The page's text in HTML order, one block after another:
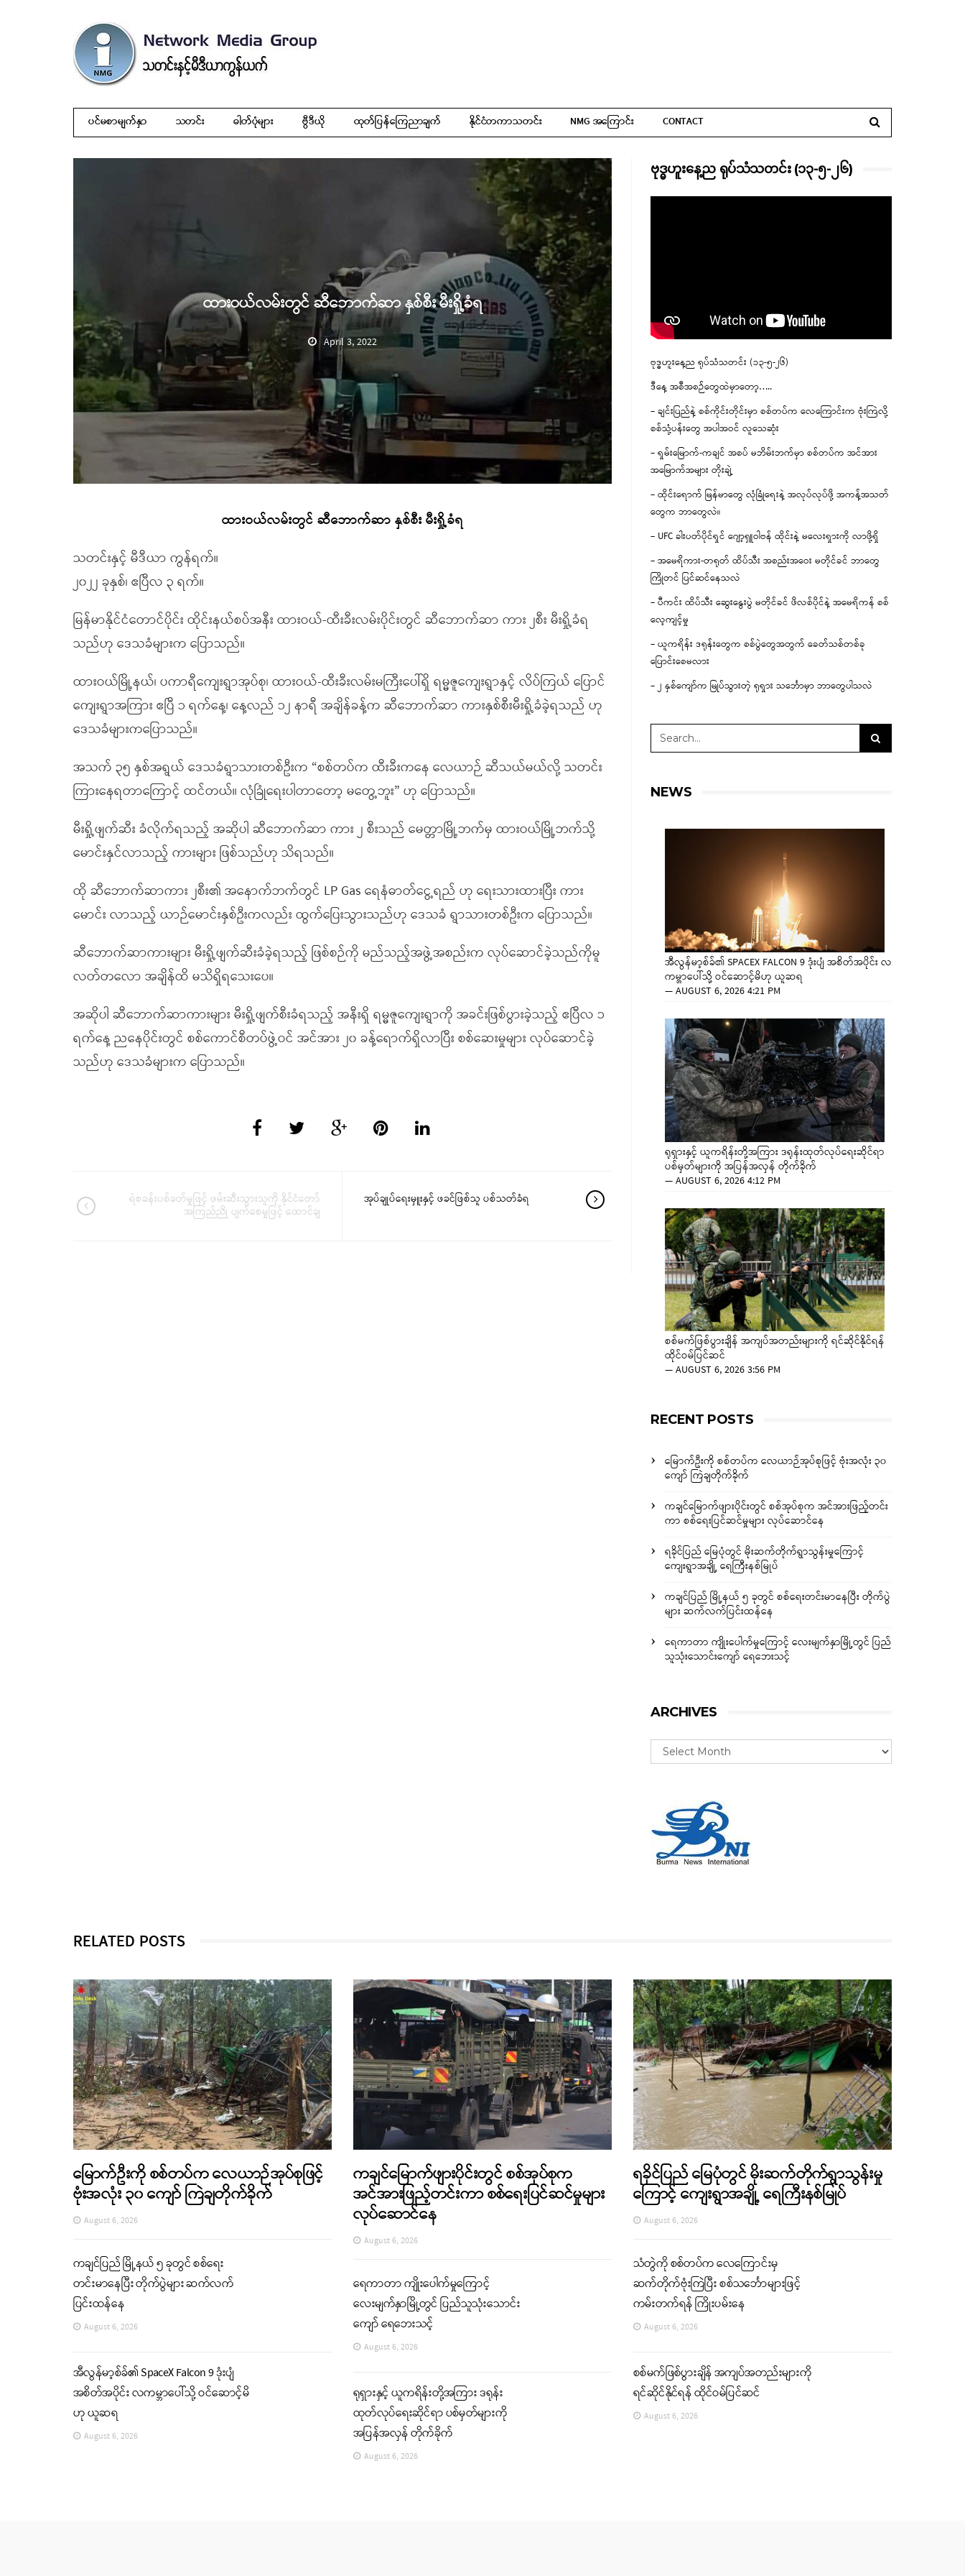
ပင်မစာမျက်နှာ သတင်း ဓါတ်ပုံများ ဗွီဒီယို ထုတ်ပြန်ကြေညာချက် နိုင်ငံတကာသတင်း NMG အကြောင်း CONTACT
ထားဝယ်လမ်းတွင် ဆီဘောက်ဆာ နှစ်စီး မီးရှို့ခံရ
April 3, 2022
ထားဝယ်လမ်းတွင် ဆီဘောက်ဆာ နှစ်စီး မီးရှို့ခံရ
သတင်းနှင့် မီဒီယာ ကွန်ရက်။
၂၀၂၂ ခုနှစ်၊ ဧပြီလ ၃ ရက်။
မြန်မာနိုင်ငံတောင်ပိုင်း ထိုင်းနယ်စပ်အနီး ထားဝယ်-ထီးခီးလမ်းပိုင်းတွင် ဆီဘောက်ဆာ ကား ၂စီး မီးရှို့ခံရ
သည်ဟု ဒေသခံများက ပြောသည်။
ထားဝယ်မြို့နယ်၊ ပကာရီကျေးရွာအုပ်စု၊ ထားဝယ်-ထီးခီးလမ်းမကြီးပေါ်ရှိ ရမ္မဇူကျေးရွာနှင့် လိပ်ကြယ် ပြောင်
ကျေးရွာအကြား ဧပြီ ၁ ရက်နေ့၊ နေ့လည် ၁၂ နာရီ အချိန်ခန့်က ဆီဘောက်ဆာ ကားနှစ်စီးမီးရှို့ခံခဲ့ရသည် ဟု
ဒေသခံများကပြောသည်။
အသက် ၃၅ နှစ်အရွယ် ဒေသခံရွာသားတစ်ဦးက “စစ်တပ်က ထီးခီးကနေ လေယာဉ် ဆီသယ်မယ်လို့ သတင်း
ကြားနေရတာကြောင့် ထင်တယ်။ လုံခြုံရေးပါတာတော့ မတွေ့ဘူး” ဟု ပြောသည်။
မီးရှို့ဖျက်ဆီး ခံလိုက်ရသည့် အဆိုပါ ဆီဘောက်ဆာ ကား ၂ စီးသည် မေတ္တာမြို့ဘက်မှ ထားဝယ်မြို့ဘက်သို့
မောင်းနှင်လာသည့် ကားများ ဖြစ်သည်ဟု သိရသည်။
ထို ဆီဘောက်ဆာကား ၂စီး၏ အနောက်ဘက်တွင် LP Gas ရေနံဓာတ်ငွေ့ရည် ဟု ရေးသားထားပြီး ကား
မောင်း လာသည့် ယာဉ်မောင်းနှစ်ဦးကလည်း ထွက်ပြေးသွားသည်ဟု ဒေသခံ ရွာသားတစ်ဦးက ပြောသည်။
ဆီဘောက်ဆာကားများ မီးရှို့ဖျက်ဆီးခံခဲ့ရသည့် ဖြစ်စဉ်ကို မည်သည့်အဖွဲ့အစည်းက လုပ်ဆောင်ခဲ့သည်ကိုမူ
လတ်တလော အချိန်ထိ မသိရှိရသေးပေ။
အဆိုပါ ဆီဘောက်ဆာကားများ မီးရှို့ဖျက်စီးခံရသည့် အနီးရှိ ရမ္မဇူကျေးရွာကို အခင်းဖြစ်ပွားခဲ့သည့် ဧပြီလ ၁
ရက်နေ့ ညနေပိုင်းတွင် စစ်ကောင်စီတပ်ဖွဲ့ဝင် အင်အား ၂၀ ခန့်ရောက်ရှိလာပြီး စစ်ဆေးမှုများ လုပ်ဆောင်ခဲ့
သည်ဟု ဒေသခံများက ပြောသည်။
ရဲစခန်းပစ်ခတ်မှုဖြင့် ဖမ်းဆီးသွားသူကို နိုင်ငံတော်
အကြည်ညို ပျက်စေမှုဖြင့် ထောင်ချ
အုပ်ချုပ်ရေးမှူးနှင့် ဖခင်ဖြစ်သူ ပစ်သတ်ခံရ
ဗုဒ္ဓဟူးနေ့ည ရုပ်သံသတင်း (၁၃-၅-၂၆)
ဗုဒ္ဓဟူးနေ့ည ရုပ်သံသတင်း (၁၃-၅-၂၆)
ဒီနေ့ အစီအစဉ်တွေထဲမှာတော့…..
– ချင်းပြည်နဲ့ စစ်ကိုင်းတိုင်းမှာ စစ်တပ်က လေကြောင်းက ဗုံးကြဲလို့
စစ်သုံ့ပန်းတွေ အပါအဝင် လူသေဆုံး
– ရှမ်းမြောက်-ကချင် အစပ် မဘိမ်းဘက်မှာ စစ်တပ်က အင်အား
အမြောက်အများ တိုးချဲ့
– ထိုင်းရောက် မြန်မာတွေ လုံခြုံရေးနဲ့ အလုပ်လုပ်ဖို့ အကန့်အသတ်
တွေက ဘာတွေလဲ။
– UFC ခါးပတ်ပိုင်ရှင် ဂျော့ရှူဝါဗန် ထိုင်းနဲ့ မလေးရှားကို လာဖို့ရှိ
– အမေရိကား-တရုတ် ထိပ်သီး အစည်းအဝေး မတိုင်ခင် ဘာတွေ
ကြိုတင် ပြင်ဆင်နေသလဲ
– ပီကင်း ထိပ်သီး ဆွေးနွေးပွဲ မတိုင်ခင် ဖိလစ်ပိုင်နဲ့ အမေရိကန် စစ်
လေ့ကျင့်မှု
– ယူကရိန်း ဒရုန်းတွေက စစ်ပွဲတွေအတွက် ခေတ်သစ်တစ်ခု
ပြောင်းစေမလား
– ၂ နှစ်ကျော်က မြုပ်သွားတဲ့ ရုရှား သင်္ဘောမှာ ဘာတွေပါသလဲ
NEWS
အီလွန်မာ့စ်ခ်၏ SPACEX FALCON 9 ဒုံးပျံ အစိတ်အပိုင်း လ
ကမ္ဘာပေါ်သို့ ဝင်ဆောင့်မိဟု ယူဆရ
—AUGUST 6, 2026 4:21 PM
ရုရှားနှင့် ယူကရိန်းတို့အကြား ဒရုန်းထုတ်လုပ်ရေးဆိုင်ရာ
ပစ်မှတ်များကို အပြန်အလှန် တိုက်ခိုက်
—AUGUST 6, 2026 4:12 PM
စစ်မက်ဖြစ်ပွားချိန် အကျပ်အတည်းများကို ရင်ဆိုင်နိုင်ရန်
ထိုင်ဝမ်ပြင်ဆင်
—AUGUST 6, 2026 3:56 PM
RECENT POSTS
မြောက်ဦးကို စစ်တပ်က လေယာဉ်အုပ်စုဖြင့် ဗုံးအလုံး ၃၀
ကျော် ကြဲချတိုက်ခိုက်
ကချင်မြောက်ဖျားပိုင်းတွင် စစ်အုပ်စုက အင်အားဖြည့်တင်း
ကာ စစ်ရေးပြင်ဆင်မှုများ လုပ်ဆောင်နေ
ရခိုင်ပြည် မြေပုံတွင် မိုးဆက်တိုက်ရွာသွန်းမှုကြောင့်
ကျေးရွာအချို့ ရေကြီးနစ်မြုပ်
ကချင်ပြည် မြို့နယ် ၅ ခုတွင် စစ်ရေးတင်းမာနေပြီး တိုက်ပွဲ
များ ဆက်လက်ပြင်းထန်နေ
ရေကာတာ ကျိုးပေါက်မှုကြောင့် လေးမျက်နှာမြို့တွင် ပြည်
သူသုံးသောင်းကျော် ရေဘေးသင့်
ARCHIVES
RELATED POSTS
မြောက်ဦးကို စစ်တပ်က လေယာဉ်အုပ်စုဖြင့်
ဗုံးအလုံး ၃၀ ကျော် ကြဲချတိုက်ခိုက်
August 6, 2026
ကချင်ပြည် မြို့နယ် ၅ ခုတွင် စစ်ရေး
တင်းမာနေပြီး တိုက်ပွဲများ ဆက်လက်
ပြင်းထန်နေ
August 6, 2026
အီလွန်မာ့စ်ခ်၏ SpaceX Falcon 9 ဒုံးပျံ
အစိတ်အပိုင်း လကမ္ဘာပေါ်သို့ ဝင်ဆောင့်မိ
ဟု ယူဆရ
August 6, 2026
ကချင်မြောက်ဖျားပိုင်းတွင် စစ်အုပ်စုက
အင်အားဖြည့်တင်းကာ စစ်ရေးပြင်ဆင်မှုများ
လုပ်ဆောင်နေ
August 6, 2026
ရေကာတာ ကျိုးပေါက်မှုကြောင့်
လေးမျက်နှာမြို့တွင် ပြည်သူသုံးသောင်း
ကျော် ရေဘေးသင့်
August 6, 2026
ရုရှားနှင့် ယူကရိန်းတို့အကြား ဒရုန်း
ထုတ်လုပ်ရေးဆိုင်ရာ ပစ်မှတ်များကို
အပြန်အလှန် တိုက်ခိုက်
August 6, 2026
ရခိုင်ပြည် မြေပုံတွင် မိုးဆက်တိုက်ရွာသွန်းမှု
ကြောင့် ကျေးရွာအချို့ ရေကြီးနစ်မြုပ်
August 6, 2026
သံတွဲကို စစ်တပ်က လေကြောင်းမှ
ဆက်တိုက်ဗုံးကြဲပြီး စစ်သင်္ဘောများဖြင့်
ကမ်းတက်ရန် ကြိုးပမ်းနေ
August 6, 2026
စစ်မက်ဖြစ်ပွားချိန် အကျပ်အတည်းများကို
ရင်ဆိုင်နိုင်ရန် ထိုင်ဝမ်ပြင်ဆင်
August 6, 2026